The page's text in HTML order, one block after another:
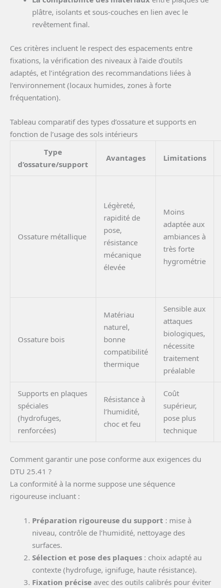
plâtre, isolants et sous-couches en lien avec le
revêtement final.
Ces critères incluent le respect des espacements entre
fixations, la vérification des niveaux à l’aide d’outils
adaptés, et l’intégration des recommandations liées à
l’environnement (locaux humides, zones à forte
fréquentation).
Tableau comparatif des types d’ossature et supports en
fonction de l’usage des sols intérieurs
Type
d’ossature/support
Avantages Limitations
Ossature métallique
Légèreté,
rapidité de
pose,
résistance
mécanique
élevée
Moins
adaptée aux
ambiances à
très forte
hygrométrie
Ossature bois
Matériau
naturel,
bonne
compatibilité
thermique
Sensible aux
attaques
biologiques,
nécessite
traitement
préalable
Supports en plaques
spéciales
(hydrofuges,
renforcées)
Résistance à
l’humidité,
choc et feu
Coût
supérieur,
pose plus
technique
Comment garantir une pose conforme aux exigences du
DTU 25.41 ?
La conformité à la norme suppose une séquence
rigoureuse incluant :
Préparation rigoureuse du support : mise à
niveau, contrôle de l’humidité, nettoyage des
surfaces.
Sélection et pose des plaques : choix adapté au
contexte (hydrofuge, ignifuge, haute résistance).
Fixation précise avec des outils calibrés pour éviter